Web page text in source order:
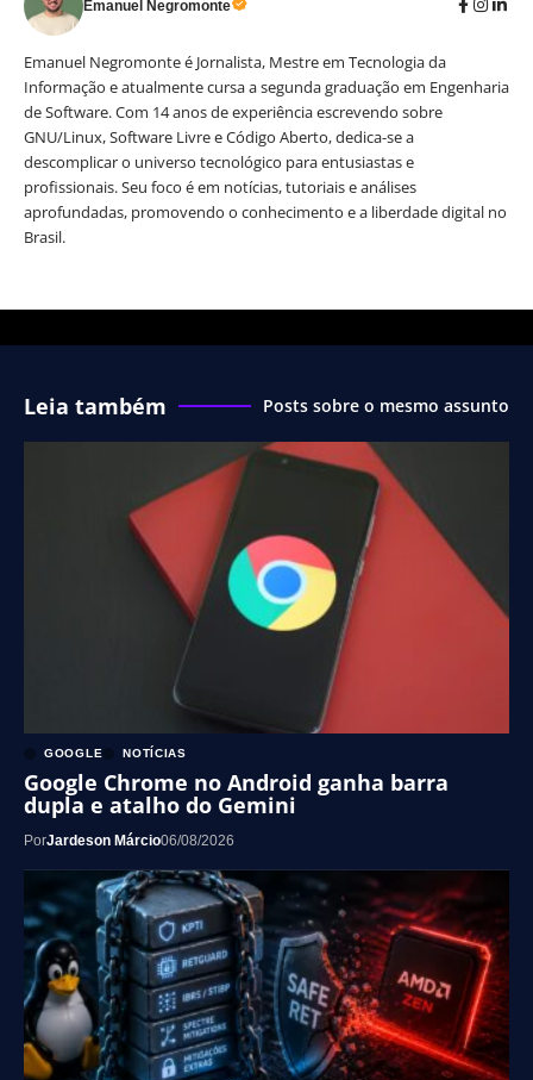
Emanuel Negromonte
Emanuel Negromonte é Jornalista, Mestre em Tecnologia da
Informação e atualmente cursa a segunda graduação em Engenharia
de Software. Com 14 anos de experiência escrevendo sobre
GNU/Linux, Software Livre e Código Aberto, dedica-se a
descomplicar o universo tecnológico para entusiastas e
profissionais. Seu foco é em notícias, tutoriais e análises
aprofundadas, promovendo o conhecimento e a liberdade digital no
Brasil.
Leia também Posts sobre o mesmo assunto
GOOGLE NOTÍCIAS
Google Chrome no Android ganha barra
dupla e atalho do Gemini
PorJardeson Márcio06/08/2026